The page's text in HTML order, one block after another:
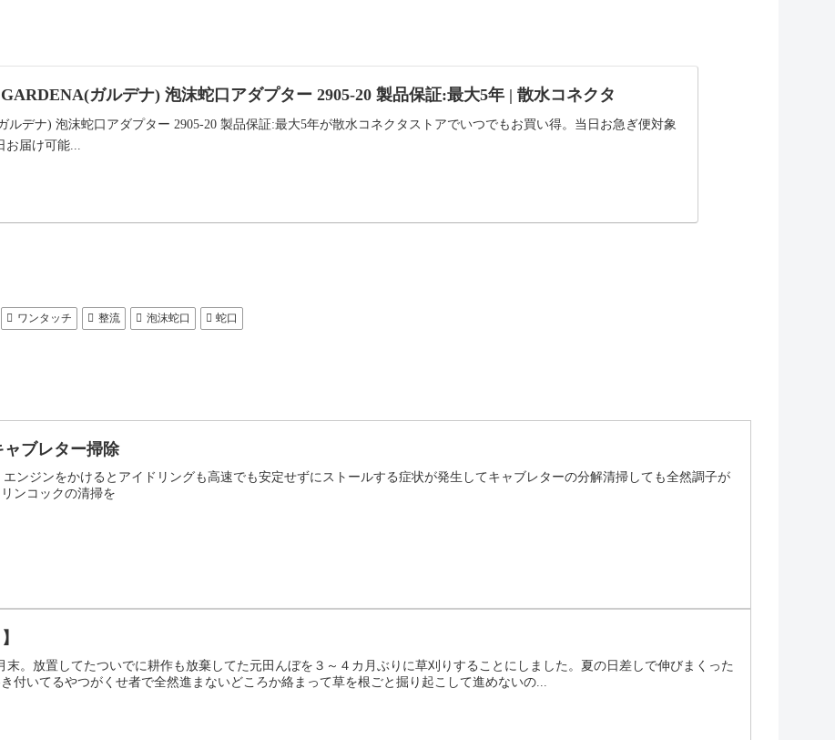
ガルデナ) 泡沫蛇口アダプター 2905-20 製品保証:最大5年 | 散水コネクタ
ルデナ) 泡沫蛇口アダプター 2905-20 製品保証:最大5年が散水コネクタストアでいつでもお買い得。当日お急ぎ便対象
届け可能...
ワンタッチ 整流 泡沫蛇口 蛇口
ブレター掃除
エンジンをかけるとアイドリングも高速でも安定せずにストールする症状が発生してキャブレターの分解清掃しても全然調子が
ンコックの清掃を
末。放置してたついでに耕作も放棄してた元田んぼを３～４カ月ぶりに草刈りすることにしました。夏の日差しで伸びまくった
付いてるやつがくせ者で全然進まないどころか絡まって草を根ごと掘り起こして進めないの...